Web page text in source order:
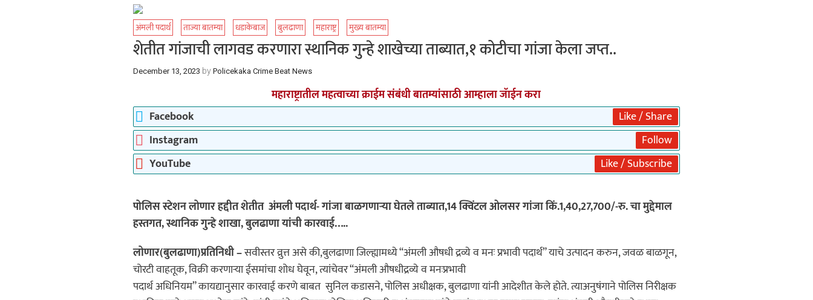
अंमली पदार्थ ताज्या बातम्या धडाकेबाज बुलढाणा महाराष्ट्र मुख्य बातम्या
शेतीत गांजाची लागवड करणारा स्थानिक गुन्हे शाखेच्या ताब्यात,१ कोटीचा गांजा केला जप्त..
December 13, 2023 byPolicekaka Crime Beat News
महाराष्ट्रातील महत्वाच्या क्राईम संबंधी बातम्यांसाठी आम्हाला जॅाईन करा
Facebook
Like / Share
Instagram
Follow
YouTube
Like / Subscribe
पोलिस स्टेशन लोणार हद्दीत शेतीत अंमली पदार्थ- गांजा बाळगणाऱ्या घेतले ताब्यात,14 क्विंटल ओलसर गांजा किं.1,40,27,700/-रु. चा मुद्देमाल
हस्तगत, स्थानिक गुन्हे शाखा, बुलढाणा यांची कारवाई…..
लोणार(बुलढाणा)प्रतिनिधी –सवीस्तर व्रुत्त असे की,बुलढाणा जिल्ह्यामध्ये “अंमली औषधी द्रव्ये व मनः प्रभावी पदार्थ” याचे उत्पादन करुन, जवळ बाळगून,
चोरटी वाहतूक, विक्री करणाऱ्या ईसमांचा शोध घेवून, त्यांचेवर “अंमली औषधीद्रव्ये व मनःप्रभावी
पदार्थ अधिनियम” कायद्यानुसार कारवाई करणे बाबत सुनिल कडासने, पोलिस अधीक्षक, बुलढाणा यांनी आदेशीत केले होते. त्याअनुषंगाने पोलिस निरीक्षक